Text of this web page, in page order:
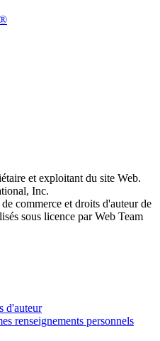
et exploitant du site Web.
Inc.
commerce et droits d'auteur de
sous licence par Web Team
d'auteur
renseignements personnels